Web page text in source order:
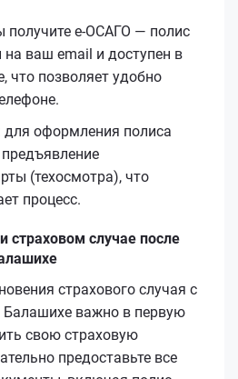
получите е-ОСАГО — полис
на ваш email и доступен в
что позволяет удобно
для оформления полиса
(техосмотра), что
процесс.
страховом случае после
страхового случая с
важно в первую
свою страховую
предоставьте все